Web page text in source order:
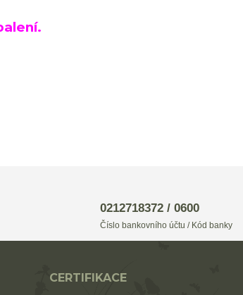
0212718372 / 0600
Číslo bankovního účtu / Kód banky
CERTIFIKACE